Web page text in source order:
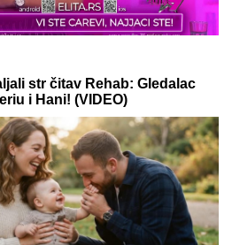
str čitav Rehab: Gledalac
i Hani! (VIDEO)